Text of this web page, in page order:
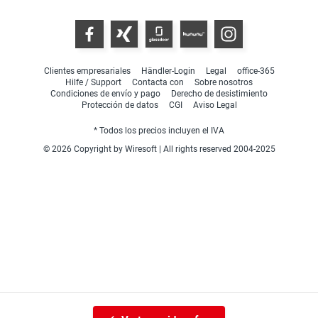
Clientes empresariales Händler-Login Legal
office-365
Hilfe / Support
Contacta con
Sobre nosotros
Condiciones de envío y pago
Derecho de desistimiento
Protección de datos
CGI Aviso Legal
* Todos los precios incluyen el IVA
© 2026 Copyright by Wiresoft | All rights reserved 2004-2025